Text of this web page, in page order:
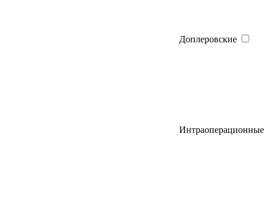
Доплеровские
Интраоперационные